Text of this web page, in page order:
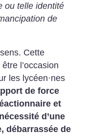
ou telle identité
de
Cette
l’occasion
les lycéen·nes
de force
et
d’une
débarrassée de